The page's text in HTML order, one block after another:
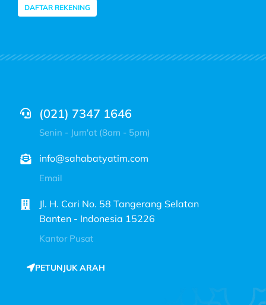
DAFTAR REKENING
(021) 7347 1646
Senin - Jum'at (8am - 5pm)
info@sahabatyatim.com
Email
Jl. H. Cari No. 58 Tangerang Selatan
Banten - Indonesia 15226
Kantor Pusat
PETUNJUK ARAH